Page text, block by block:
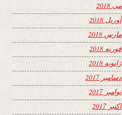
می 2018
آوریل 2018
مارس 2018
فوریه 2018
ژانویه 2018
دسامبر 2017
نوامبر 2017
اکتبر 2017